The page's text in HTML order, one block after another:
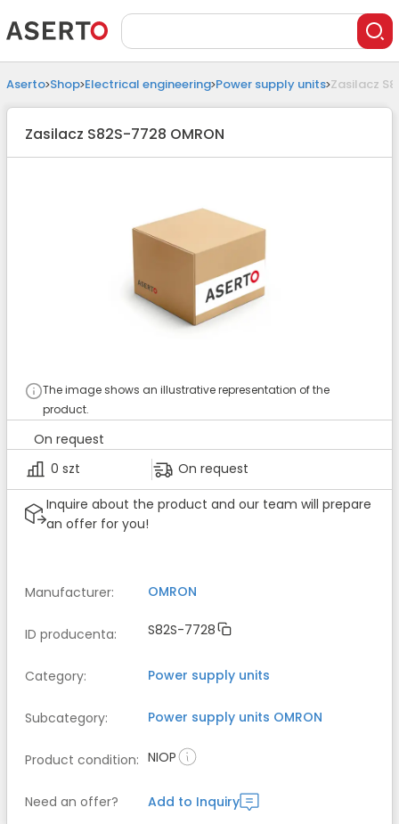
Aserto Shop Electrical engineering Power supply units Zasilacz
Zasilacz S82S-7728 OMRON
The image shows an illustrative representation of the
product.
On request
0 szt
On request
Inquire about the product and our team will prepare
an offer for you!
Manufacturer: OMRON
ID producenta: S82S-7728
Category: Power supply units
Subcategory: Power supply units OMRON
Product condition: NIOP
Need an offer? Add to Inquiry